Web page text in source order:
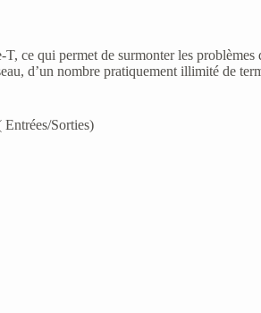
ce qui permet de surmonter les
d’un nombre pratiquement illimité de
Entrées/Sorties)